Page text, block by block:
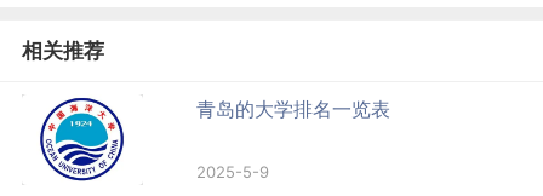
相关推荐
青岛的大学排名一览表
2025-5-9